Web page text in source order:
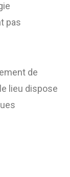
pas
de
lieu dispose